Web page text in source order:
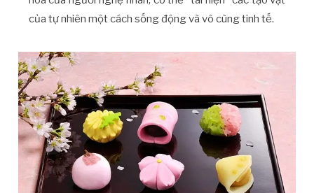
của tự nhiên một cách sống động và vô cùng tinh tế.